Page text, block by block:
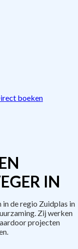
boeken
IN
de regio Zuidplas in
Zij werken
projecten